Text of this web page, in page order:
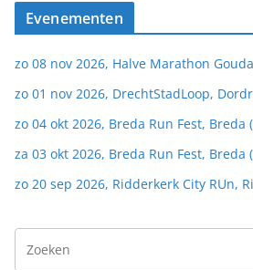
Evenementen
zo 08 nov 2026, Halve Marathon
zo 01 nov 2026, DrechtStadLoop,
zo 04 okt 2026, Breda Run Fest, Breda
za 03 okt 2026, Breda Run Fest, Breda
zo 20 sep 2026, Ridderkerk City RUn,